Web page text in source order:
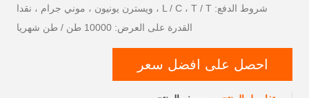
شروط الدفع: L / C ، T / T ، ويسترن يونيون ، موني جرام ، نقدا
القدرة على العرض: 10000 طن / طن شهريا
احصل على افضل سعر